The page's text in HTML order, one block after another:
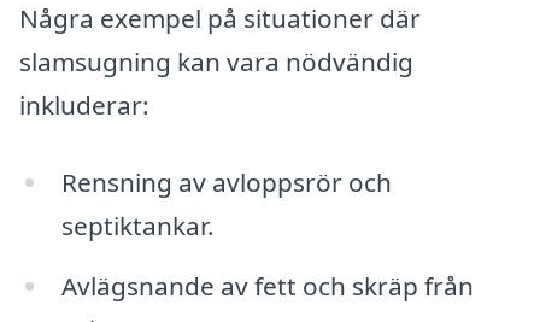
Några exempel på situationer där
slamsugning kan vara nödvändig
inkluderar:
Rensning av avloppsrör och
septiktankar.
Avlägsnande av fett och skräp från